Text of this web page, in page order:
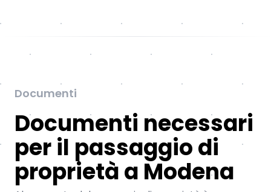
Documenti
Documenti necessari
per il passaggio di
proprietà a Modena